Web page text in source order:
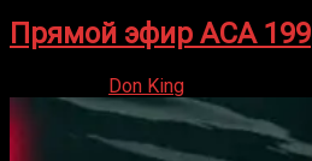
Прямой эфир ACA 199
Don King